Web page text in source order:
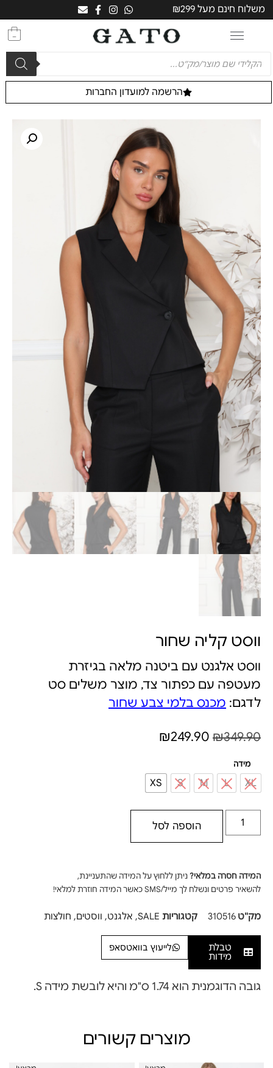
משלוח חינם מעל ₪299
0
הרשמה למועדון החברות
ווסט קליה שחור
ווסט אלגנט עם ביטנה מלאה בגיזרת
מעטפה עם כפתור צד, מוצר משלים סט
לדגם: מכנס בלמי צבע שחור
₪349.90
₪249.90
מידה
XL
L
M
S
XS
הוספה לסל
המידה חסרה במלאי?ניתן ללחוץ על המידה שהתעניינת,
להשאיר פרטים ונשלח לך מייל/SMS כאשר המידה חוזרת למלאי!
מק"ט310516 קטגוריות SALE
, אלגנט, ווסטים, חולצות
טבלת
מידות
לייעוץ בוואטסאפ
גובה הדוגמנית הוא 1.74 ס"מ והיא לובשת מידה S.
מוצרים קשורים